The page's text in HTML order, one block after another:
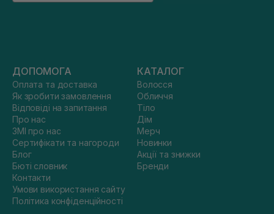
ДОПОМОГА
Оплата та доставка
Як зробити замовлення
Відповіді на запитання
Про нас
ЗМІ про нас
Сертифікати та нагороди
Блог
Бюті словник
Контакти
Умови використання сайту
Політика конфіденційності
КАТАЛОГ
Волосся
Обличчя
Тіло
Дім
Мерч
Новинки
Акції та знижки
Бренди